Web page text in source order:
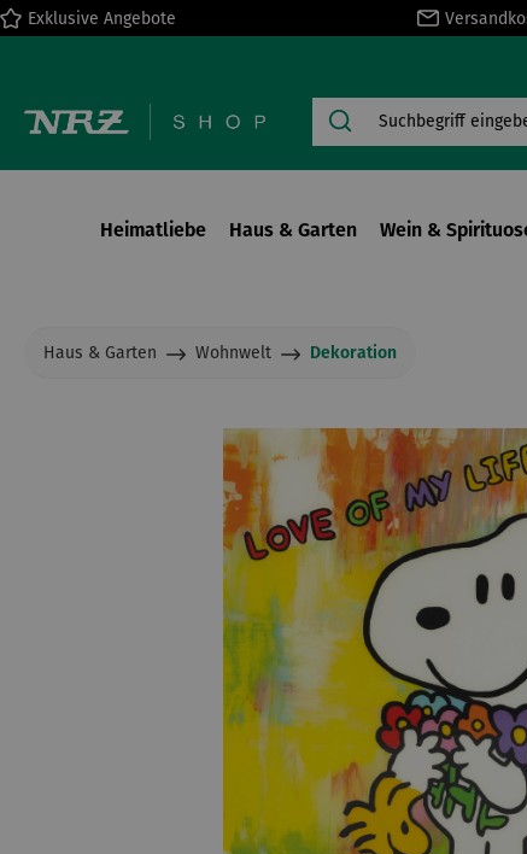
Zur Hauptnavigation springen
Exklusive Angebote
Heimatliebe Haus & Garten Wein &
Haus & Garten Wohnwelt Dekoration
Bildergalerie überspringen